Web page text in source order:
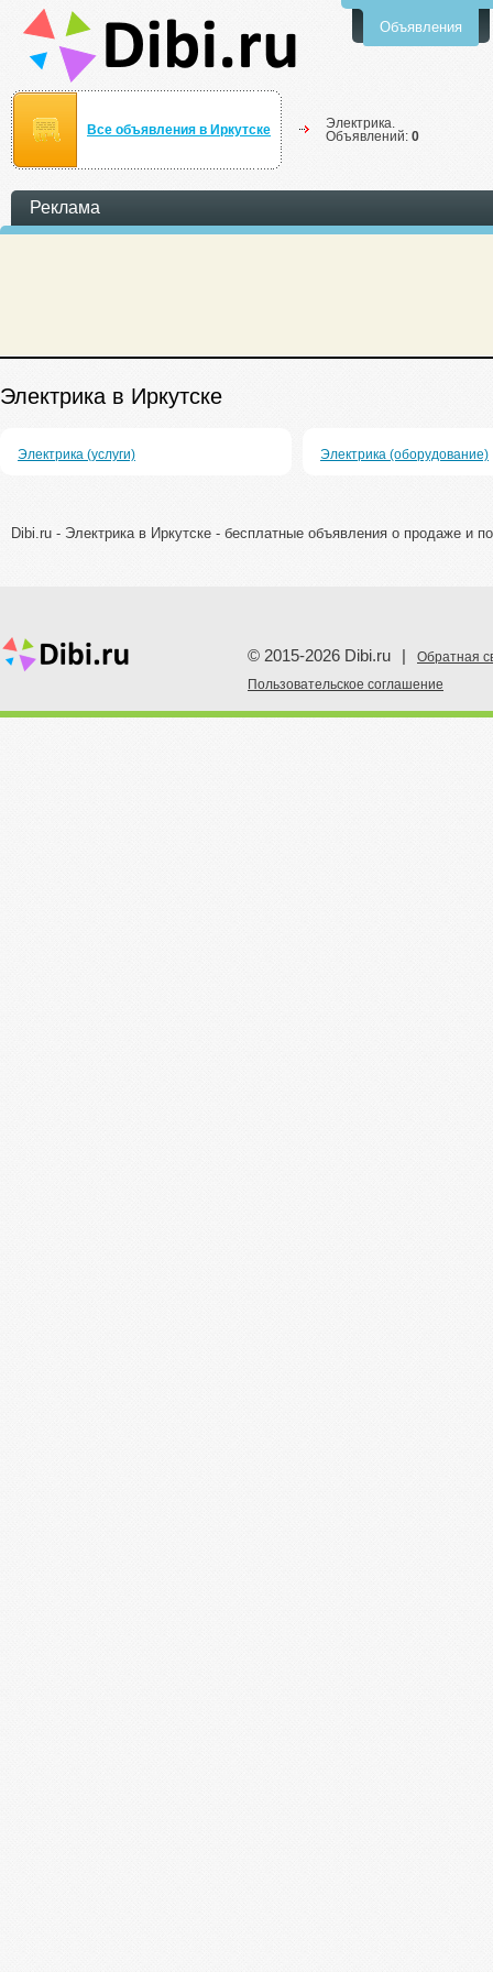
Объявления
Все объявления в Иркутске
Электрика.
Объявлений: 0
Реклама
Электрика в Иркутске
Электрика (услуги) Электрика (оборудование)
Dibi.ru - Электрика в Иркутске - бесплатные объявления о продаже и
© 2015-2026 Dibi.ru
Обратная
Пoльзовательское соглашение